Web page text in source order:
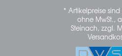
* Artikelpreise
ohne MwSt.,
Steinach, zzgl.